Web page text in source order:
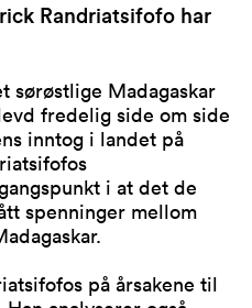
Randriatsifofo har
sørøstlige Madagaskar
fredelig side om side
inntog i landet på
i at det de
spenninger mellom
på årsakene til